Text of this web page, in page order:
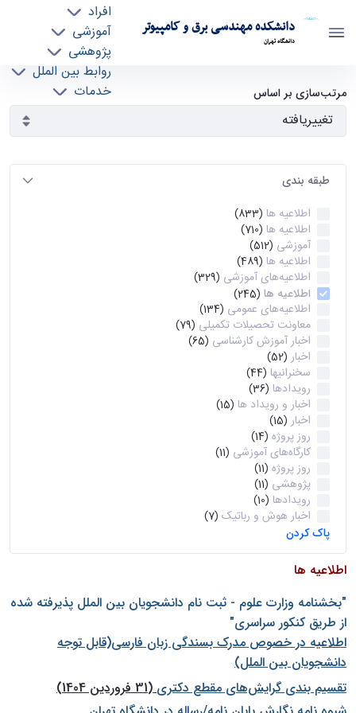
دانشکده مهندسی برق و کامپیوتر
دانشگاه تهران
افراد
آموزشی
پژوهشی
روابط بین الملل
خدمات
آرشیو اطلاعیه ها - ece- دانشکده مهندسی برق و
کامپیوتر
مرتب‌سازی بر اساس
طبقه بندی
اطلاعیه ها (833)
اطلاعیه ها (710)
آموزشی (512)
اطلاعیه ها (489)
اطلاعیه‌های‌ آموزشی (329)
اطلاعیه ها (245)
اطلاعیه‌های عمومی (134)
معاونت تحصیلات تکمیلی (79)
اخبار آموزش کارشناسی (65)
اخبار (52)
سخنرانیها (44)
رویدادها (36)
اخبار و رویداد ها (15)
اخبار (15)
روز پروژه (14)
کارگاه‌های آموزشی (11)
روز پروژه (11)
پژوهشی (11)
رویدادها (10)
اخبار هوش و رباتیک (7)
پاک کردن
اطلاعیه ها
"بخشنامه وزارت علوم - ثبت نام دانشجويان بين الملل پذيرفته شده
از طريق كنكور سراسری"
اطلاعیه در خصوص مدرک بسندگی زبان فارسی(قابل توجه
دانشجویان بین الملل)
تقسیم بندی گرایش‌های مقطع دکتری(31 فروردین 1404)